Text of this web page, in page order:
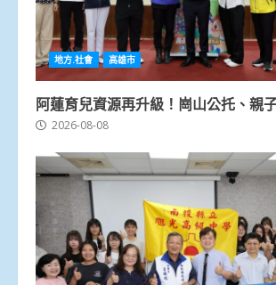
地方.社會 高雄市
阿蓮育兒資源再升級！崗山公托、親
2026-08-08